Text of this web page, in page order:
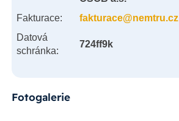
Fakturace:
fakturace@nemtru.cz
Datová
schránka:
724ff9k
Fotogalerie